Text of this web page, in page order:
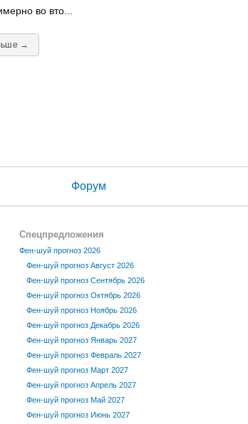
во вто...
→
Форум
Спецпредложения
Фен-шуй прогноз 2026
Фен-шуй прогноз Август 2026
Фен-шуй прогноз Сентябрь 2026
Фен-шуй прогноз Октябрь 2026
Фен-шуй прогноз Ноябрь 2026
Фен-шуй прогноз Декабрь 2026
Фен-шуй прогноз Январь 2027
Фен-шуй прогноз Февраль 2027
Фен-шуй прогноз Март 2027
Фен-шуй прогноз Апрель 2027
Фен-шуй прогноз Май 2027
Фен-шуй прогноз Июнь 2027